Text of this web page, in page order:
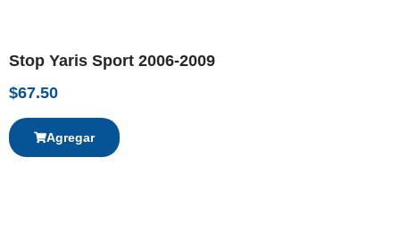
Stop Yaris Sport 2006-2009
$67.50
Agregar